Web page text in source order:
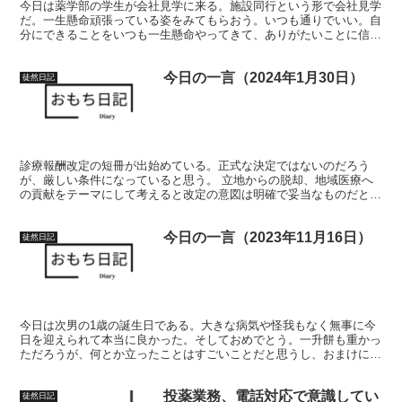
今日は薬学部の学生が会社見学に来る。施設同行という形で会社見学
だ。一生懸命頑張っている姿をみてもらおう。いつも通りでいい。自
分にできることをいつも一生懸命やってきて、ありがたいことに信頼
徒然日記 今日の一言（2024年1月30日）
診療報酬改定の短冊が出始めている。正式な決定ではないのだろう
が、厳しい条件になっていると思う。 立地からの脱却、地域医療へ
の貢献をテーマにして考えると改定の意図は明確で妥当なものだとも
のように思えてしまう。個人的には努力のしようがない。 立地から
の脱却を心がけていますかと厳しい声が飛んでくるだろうが、薬局を
開けていれば達成できる条件でもない。かといって外に飛び出してい
けば達成できる簡単なハードルでもない。 立地からの脱却はもちろ
徒然日記 今日の一言（2023年11月16日）
今日は次男の1歳の誕生日である。大きな病気や怪我もなく無事に今
日を迎えられて本当に良かった。そしておめでとう。一升餅も重かっ
ただろうが、何とか立ったことはすごいことだと思うし、おまけに一
徒然日記 投薬業務、電話対応で意識してい